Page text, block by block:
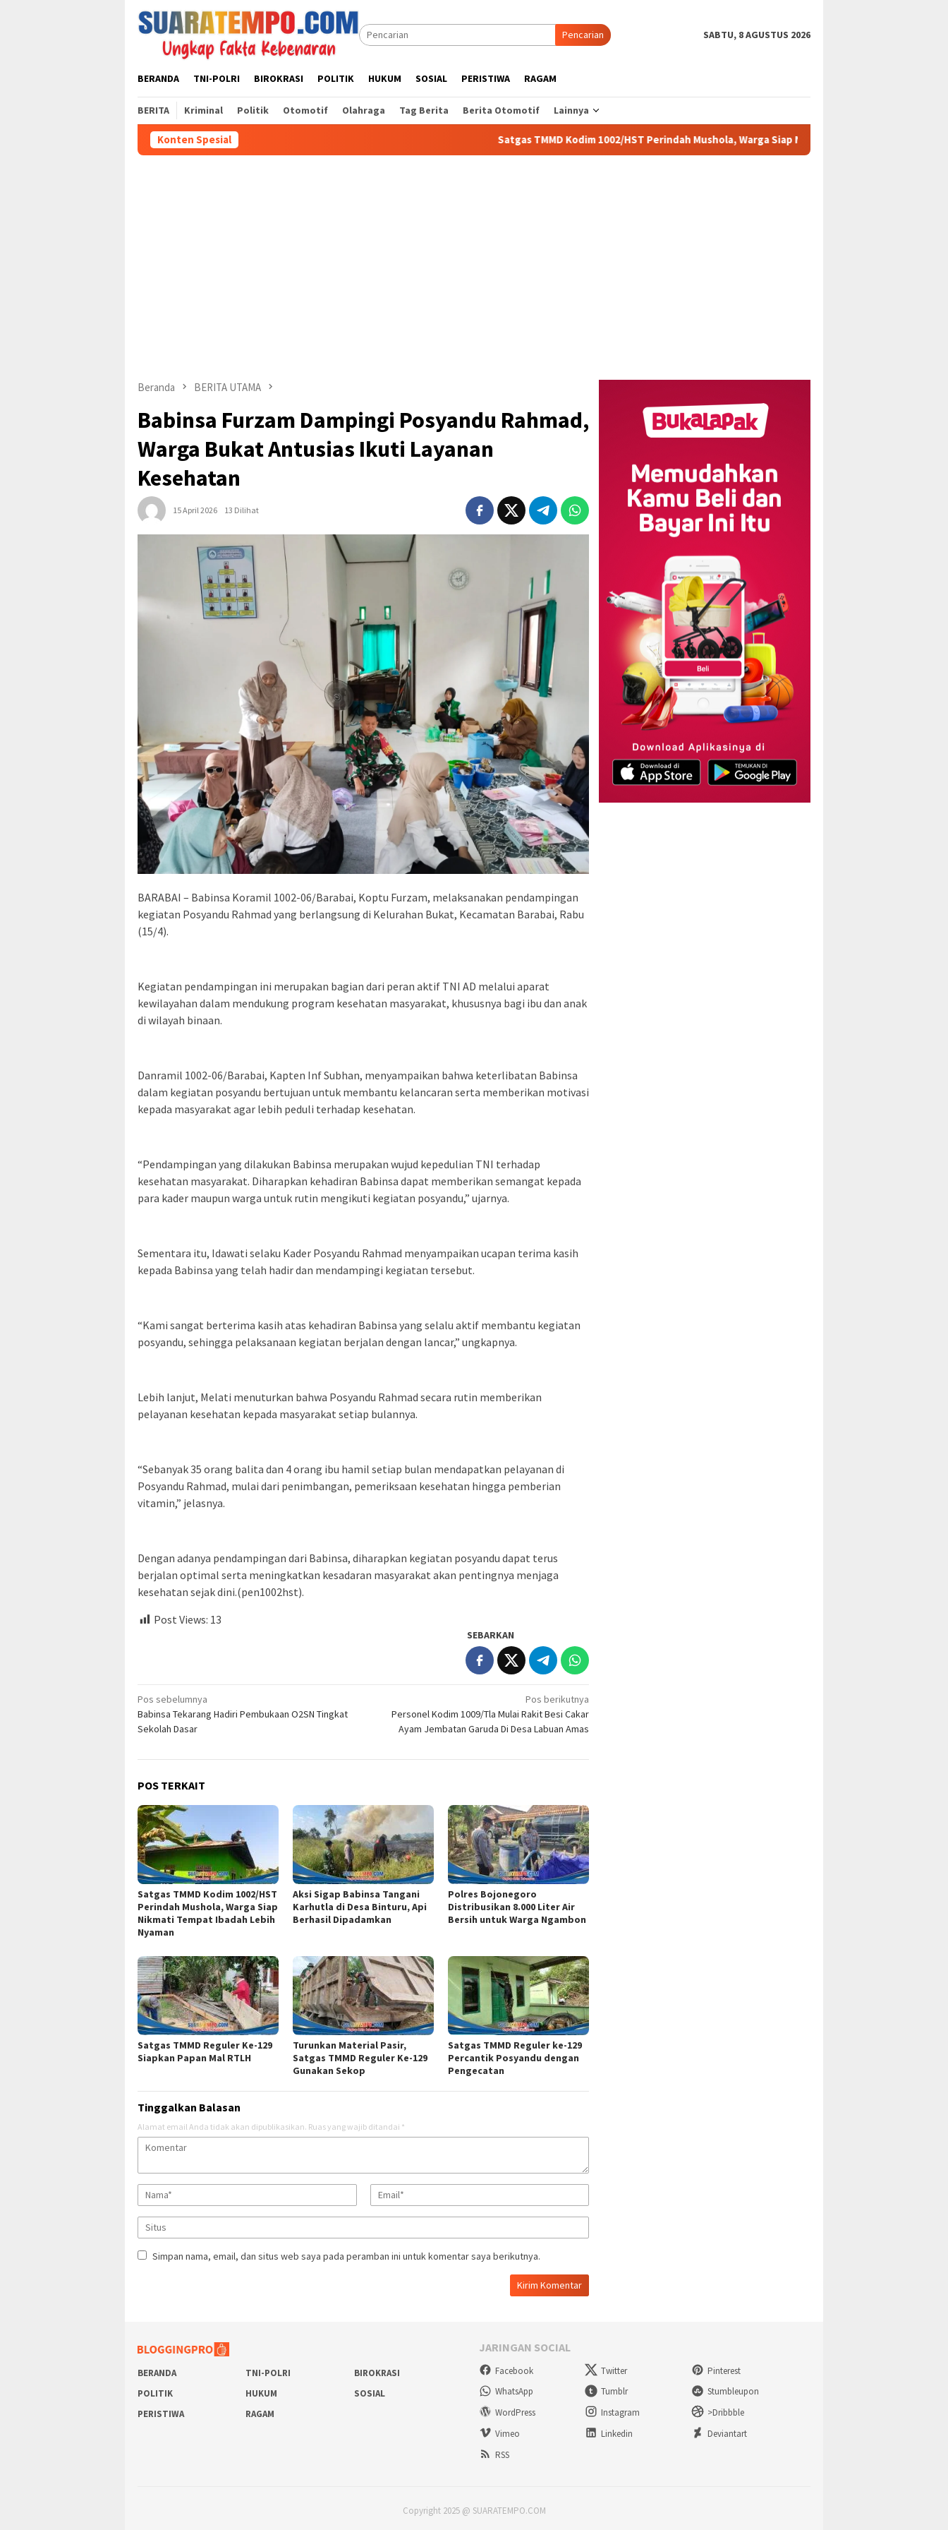
konten
Pencarian SABTU, 8 AGUSTUS 2026
BERANDA TNI-POLRI BIROKRASI POLITIK HUKUM SOSIAL PERISTIWA RAGAM
BERITA Kriminal Politik Otomotif Olahraga Tag Berita Berita Otomotif Lainnya
Konten Spesial Satgas TMMD Kodim 1002/HST Perindah Mushola, Warga Siap Nikmati Tempat Ibadah Lebih Nyaman
Beranda BERITA UTAMA
Babinsa Furzam Dampingi Posyandu Rahmad,
Warga Bukat Antusias Ikuti Layanan
Kesehatan
15 April 2026 13 Dilihat
BARABAI – Babinsa Koramil 1002-06/Barabai, Koptu Furzam, melaksanakan pendampingan
kegiatan Posyandu Rahmad yang berlangsung di Kelurahan Bukat, Kecamatan Barabai, Rabu
(15/4).
Kegiatan pendampingan ini merupakan bagian dari peran aktif TNI AD melalui aparat
kewilayahan dalam mendukung program kesehatan masyarakat, khususnya bagi ibu dan anak
di wilayah binaan.
Danramil 1002-06/Barabai, Kapten Inf Subhan, menyampaikan bahwa keterlibatan Babinsa
dalam kegiatan posyandu bertujuan untuk membantu kelancaran serta memberikan motivasi
kepada masyarakat agar lebih peduli terhadap kesehatan.
“Pendampingan yang dilakukan Babinsa merupakan wujud kepedulian TNI terhadap
kesehatan masyarakat. Diharapkan kehadiran Babinsa dapat memberikan semangat kepada
para kader maupun warga untuk rutin mengikuti kegiatan posyandu,” ujarnya.
Sementara itu, Idawati selaku Kader Posyandu Rahmad menyampaikan ucapan terima kasih
kepada Babinsa yang telah hadir dan mendampingi kegiatan tersebut.
“Kami sangat berterima kasih atas kehadiran Babinsa yang selalu aktif membantu kegiatan
posyandu, sehingga pelaksanaan kegiatan berjalan dengan lancar,” ungkapnya.
Lebih lanjut, Melati menuturkan bahwa Posyandu Rahmad secara rutin memberikan
pelayanan kesehatan kepada masyarakat setiap bulannya.
“Sebanyak 35 orang balita dan 4 orang ibu hamil setiap bulan mendapatkan pelayanan di
Posyandu Rahmad, mulai dari penimbangan, pemeriksaan kesehatan hingga pemberian
vitamin,” jelasnya.
Dengan adanya pendampingan dari Babinsa, diharapkan kegiatan posyandu dapat terus
berjalan optimal serta meningkatkan kesadaran masyarakat akan pentingnya menjaga
kesehatan sejak dini.(pen1002hst).
Post Views: 13
SEBARKAN
Navigasi
pos
Pos sebelumnya
Babinsa Tekarang Hadiri Pembukaan O2SN Tingkat
Sekolah Dasar
Pos berikutnya
Personel Kodim 1009/Tla Mulai Rakit Besi Cakar
Ayam Jembatan Garuda Di Desa Labuan Amas
POS TERKAIT
Satgas TMMD Kodim 1002/HST
Perindah Mushola, Warga Siap
Nikmati Tempat Ibadah Lebih
Nyaman
Aksi Sigap Babinsa Tangani
Karhutla di Desa Binturu, Api
Berhasil Dipadamkan
Polres Bojonegoro
Distribusikan 8.000 Liter Air
Bersih untuk Warga Ngambon
Satgas TMMD Reguler Ke-129
Siapkan Papan Mal RTLH
Turunkan Material Pasir,
Satgas TMMD Reguler Ke-129
Gunakan Sekop
Satgas TMMD Reguler ke-129
Percantik Posyandu dengan
Pengecatan
Tinggalkan Balasan
Alamat email Anda tidak akan dipublikasikan. Ruas yang wajib ditandai *
Simpan nama, email, dan situs web saya pada peramban ini untuk komentar saya berikutnya.
BERANDA TNI-POLRI
BIROKRASI
POLITIK
HUKUM
SOSIAL
PERISTIWA
RAGAM
JARINGAN SOCIAL
Facebook Twitter
Pinterest
WhatsApp
Tumblr
Stumbleupon
WordPress
Instagram
>Dribbble
Vimeo
Linkedin
Deviantart
RSS
Copyright 2025 @ SUARATEMPO.COM